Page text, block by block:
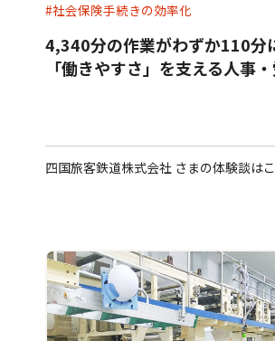
#社会保険手続きの効率化
4,340分の作業がわずか110分
「働きやすさ」を支える人事
四国旅客鉄道株式会社 さまの体験談は